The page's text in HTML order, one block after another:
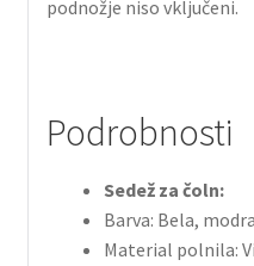
podnožje niso vključeni.
Podrobnosti
Sedež za čoln:
Barva: Bela,
Material polnila: